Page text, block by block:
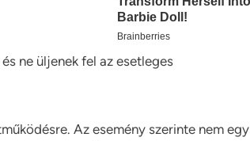
ne üljenek fel az esetleges
Az esemény szerinte nem egy